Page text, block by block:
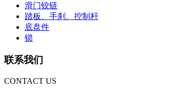
滑门铰链
踏板、手刹、控制杆
底盘件
锁
联系我们
CONTACT US